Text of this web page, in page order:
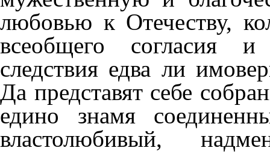
любовью к Отечеству,
всеобщего согласия
следствия едва ли
Да представят себе
едино знамя
властолюбивый,